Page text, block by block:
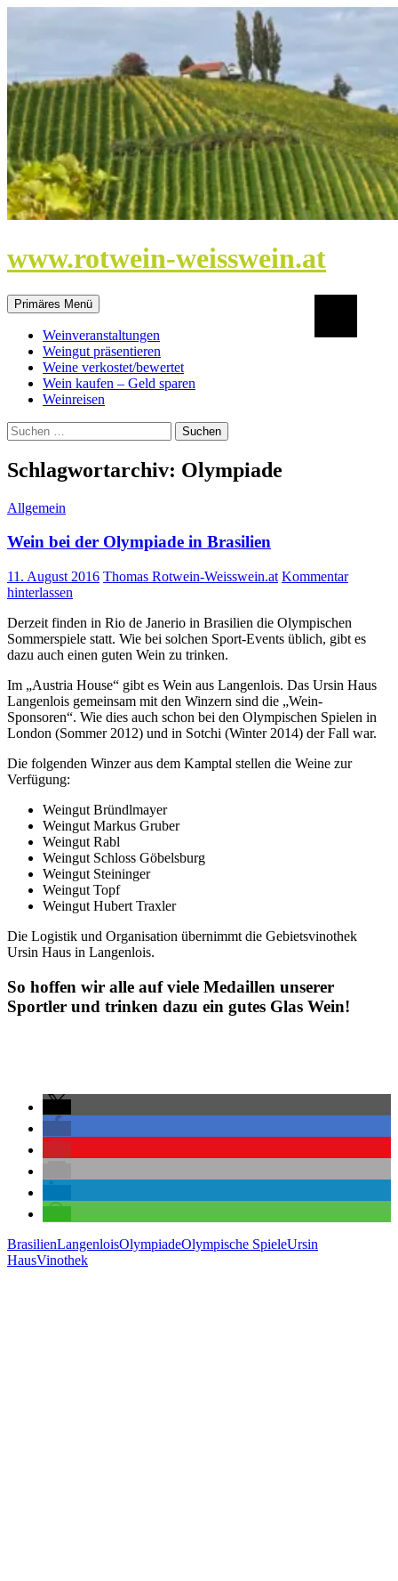
www.rotwein-weisswein.at
Primäres Menü
Weinveranstaltungen
Weingut präsentieren
Weine verkostet/bewertet
Wein kaufen – Geld sparen
Weinreisen
Suchen
nach:
Schlagwortarchiv: Olympiade
Allgemein
Wein bei der Olympiade in Brasilien
11. August 2016 Thomas Rotwein-Weisswein.at Kommentar
hinterlassen
Derzeit finden in Rio de Janerio in Brasilien die Olympischen
Sommerspiele statt. Wie bei solchen Sport-Events üblich, gibt es
dazu auch einen guten Wein zu trinken.
Im „Austria House“ gibt es Wein aus Langenlois. Das Ursin Haus
Langenlois gemeinsam mit den Winzern sind die „Wein-
Sponsoren“. Wie dies auch schon bei den Olympischen Spielen in
London (Sommer 2012) und in Sotchi (Winter 2014) der Fall war.
Die folgenden Winzer aus dem Kamptal stellen die Weine zur
Verfügung:
Weingut Bründlmayer
Weingut Markus Gruber
Weingut Rabl
Weingut Schloss Göbelsburg
Weingut Steininger
Weingut Topf
Weingut Hubert Traxler
Die Logistik und Organisation übernimmt die Gebietsvinothek
Ursin Haus in Langenlois.
So hoffen wir alle auf viele Medaillen unserer
Sportler und trinken dazu ein gutes Glas Wein!
BrasilienLangenloisOlympiadeOlympische SpieleUrsin
HausVinothek